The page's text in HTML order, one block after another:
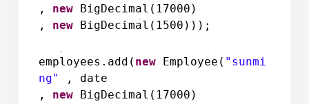
, new BigDecimal(17000)
, new BigDecimal(1500)));
employees.add( new Employee( "sunmi
ng"
, date
, new BigDecimal(17000)